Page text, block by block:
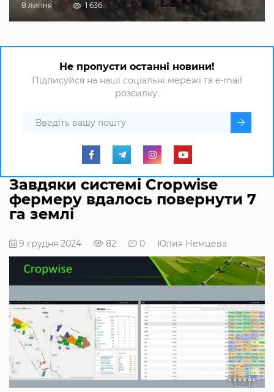
8 липня 1 636
Не пропусти останні новини!
Підписуйся на наші соціальні мережі та e-mail
розсилку.
Завдяки системі Cropwise
фермеру вдалось повернути 7
га землі
9 грудня 2024 82 0 Юлия Немцева